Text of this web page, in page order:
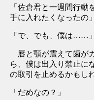
「佐倉君と一週間行
手に入れたくなったの」
「で、でも、僕は……」
唇と顎が震えて歯が
ら、僕は出入り禁止に
の取引を止めるかもし
「だめなの？」